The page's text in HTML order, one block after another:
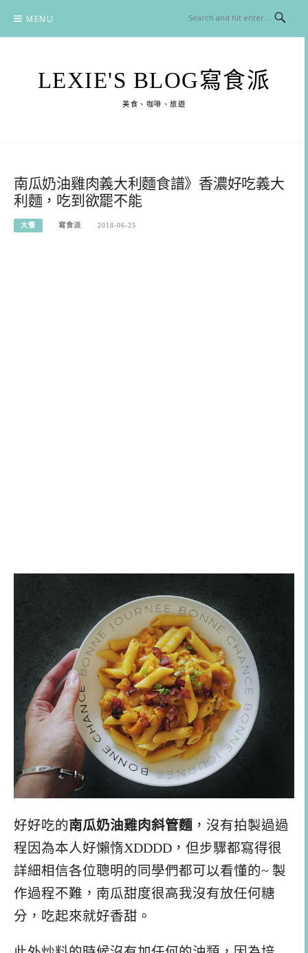
content
MENU
LEXIE'S BLOG寫食派
美食、咖啡、旅遊
南瓜奶油雞肉義大利麵食譜》香濃好吃義大
利麵，吃到欲罷不能
大餐 寫食派 2018-06-25
好好吃的南瓜奶油雞肉斜管麵 ，沒有拍製過過
程因為本人好懶惰XDDDD，但步驟都寫得很
詳細相信各位聰明的同學們都可以看懂的~ 製
作過程不難，南瓜甜度很高我沒有放任何糖
分，吃起來就好香甜。